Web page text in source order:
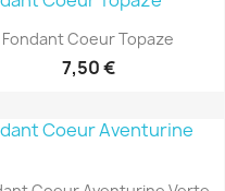
Aperçu rapide
Fondant Coeur Topaze
7,50 €
Aperçu rapide